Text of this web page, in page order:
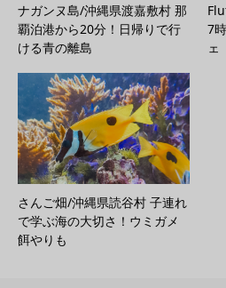
ナガンヌ島/沖縄県渡嘉敷村 那
覇泊港から20分！日帰りで行
ける青の離島
7
ェ
さんご畑/沖縄県読谷村 子連れ
で学ぶ海の大切さ！ウミガメ
餌やりも